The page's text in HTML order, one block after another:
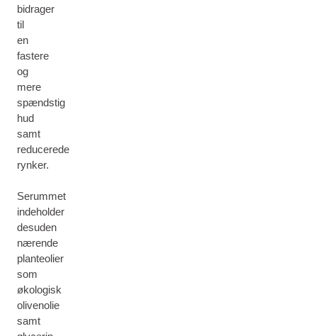
bidrager
til
en
fastere
og
mere
spændstig
hud
samt
reducerede
rynker.
Serummet
indeholder
desuden
nærende
planteolier
som
økologisk
olivenolie
samt